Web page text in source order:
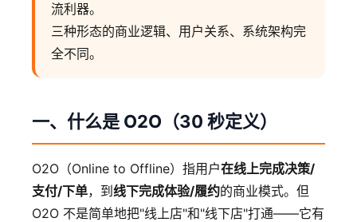
流利器。
三种形态的商业逻辑、用户关系、系统架构完
全不同。
一、什么是 O2O（30 秒定义）
O2O（Online to Offline）指用户在线上完成决策/
支付/下单，到 线下完成体验/履约的商业模式。但
O2O 不是简单地把"线上店"和"线下店"打通——它有